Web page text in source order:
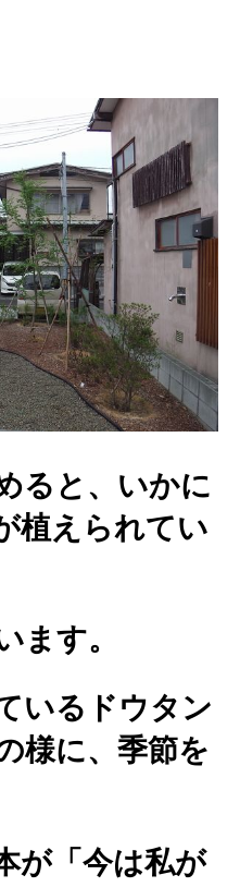
ると、いかに
植えられてい
ます。
いるドウタン
様に、季節を
が「今は私が